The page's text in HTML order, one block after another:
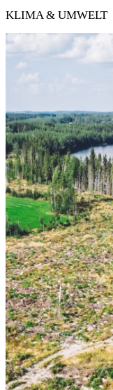
KLIMA & UMWELT